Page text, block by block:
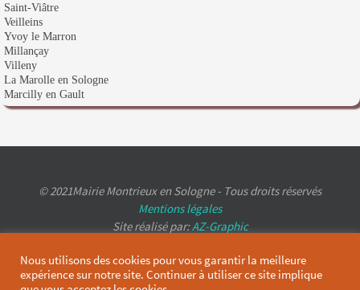
Saint-Viâtre
Veilleins
Yvoy le Marron
Millançay
Villeny
La Marolle en Sologne
Marcilly en Gault
© 2021Mairie Montrieux en Sologne - Tous droits réservés
Mentions légales
Site réalisé par:AZ-Graphic
Nous utilisons des cookies pour vous garantir la meilleure
expérience sur notre site. Continuer à utiliser ce site implique